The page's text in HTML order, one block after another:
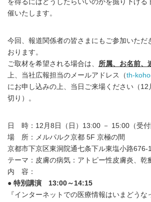
を得るにはどうしたらいいのかを掘り下げる
催いたします。
今回、報道関係者の皆さまにもご参加いただ
おります。
ご取材を希望される場合は、 所属、お名前、
上、当社広報担当のメールアドレス（th-
にお申し込みの上、当日ご来場ください（
切り）。
日 時：12月8日（日）13:00 － 15:00（受付
場 所：メルパルク京都 5F 京極の間
京都市下京区東洞院通七条下ル東塩小路676-
テーマ：皮膚の病気：アトピー性皮膚炎、乾
内 容：
● 特別講演 13:00～14:15
『インターネットでの医療情報はいまどうな